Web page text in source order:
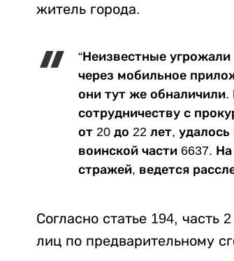
житель города.
“Неизвестные
через мобильное
они тут же
сотрудничеству с
от 20 до 22 лет,
воинской части 6637.
стражей, ведется
Согласно статье 194, часть
лиц по предварительному